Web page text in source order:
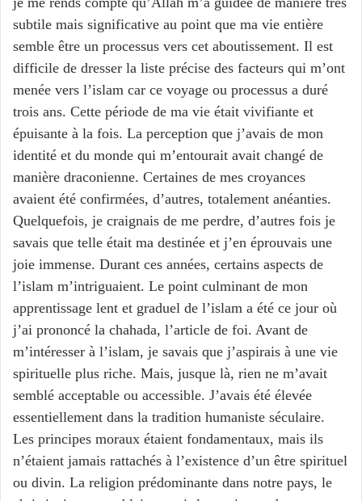
subtile mais significative au point que ma vie entière
semble être un processus vers cet aboutissement. Il est
difficile de dresser la liste précise des facteurs qui m’ont
menée vers l’islam car ce voyage ou processus a duré
trois ans. Cette période de ma vie était vivifiante et
épuisante à la fois. La perception que j’avais de mon
identité et du monde qui m’entourait avait changé de
manière draconienne. Certaines de mes croyances
avaient été confirmées, d’autres, totalement anéanties.
Quelquefois, je craignais de me perdre, d’autres fois je
savais que telle était ma destinée et j’en éprouvais une
joie immense. Durant ces années, certains aspects de
l’islam m’intriguaient. Le point culminant de mon
apprentissage lent et graduel de l’islam a été ce jour où
j’ai prononcé la chahada, l’article de foi. Avant de
m’intéresser à l’islam, je savais que j’aspirais à une vie
spirituelle plus riche. Mais, jusque là, rien ne m’avait
semblé acceptable ou accessible. J’avais été élevée
essentiellement dans la tradition humaniste séculaire.
Les principes moraux étaient fondamentaux, mais ils
n’étaient jamais rattachés à l’existence d’un être spirituel
ou divin. La religion prédominante dans notre pays, le